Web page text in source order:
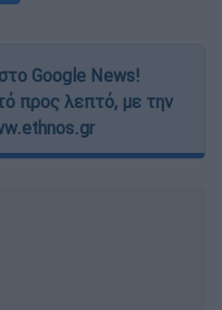
Google News!
προς λεπτό, με την